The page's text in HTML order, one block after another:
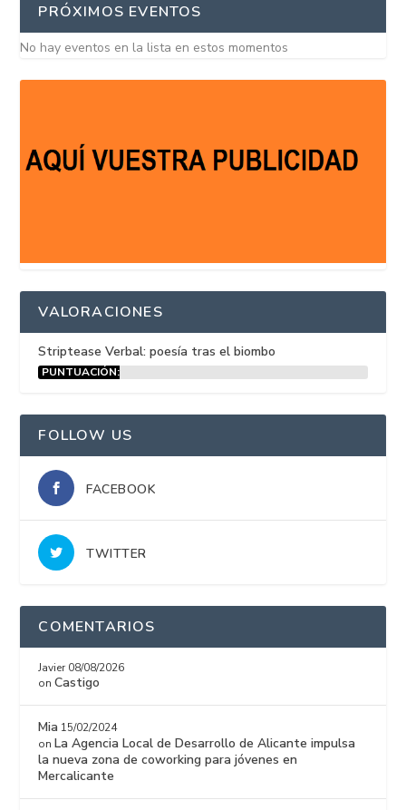
PRÓXIMOS EVENTOS
No hay eventos en la lista en estos momentos
VALORACIONES
Striptease Verbal: poesía tras el biombo
PUNTUACIÓN:
FOLLOW US
FACEBOOK
TWITTER
COMENTARIOS
Javier 08/08/2026
onCastigo
Mia 15/02/2024
on La Agencia Local de Desarrollo de Alicante impulsa
la nueva zona de coworking para jóvenes en
Mercalicante